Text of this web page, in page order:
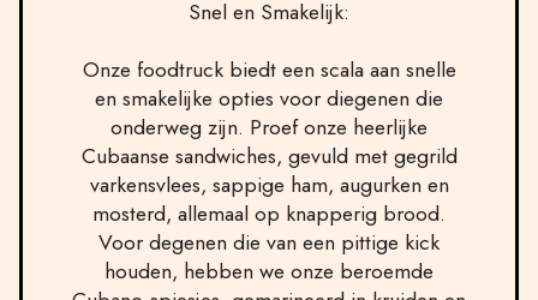
Snel en Smakelijk:
Onze foodtruck biedt een scala aan snelle
en smakelijke opties voor diegenen die
onderweg zijn. Proef onze heerlijke
Cubaanse sandwiches, gevuld met gegrild
varkensvlees, sappige ham, augurken en
mosterd, allemaal op knapperig brood.
Voor degenen die van een pittige kick
houden, hebben we onze beroemde